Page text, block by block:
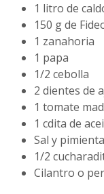
1 litro de
150 g de
1 zanahoria
1 papa
1/2 cebolla
2 dientes de
1 tomate
1 cdita de
Sal y
1/2
Cilantro o